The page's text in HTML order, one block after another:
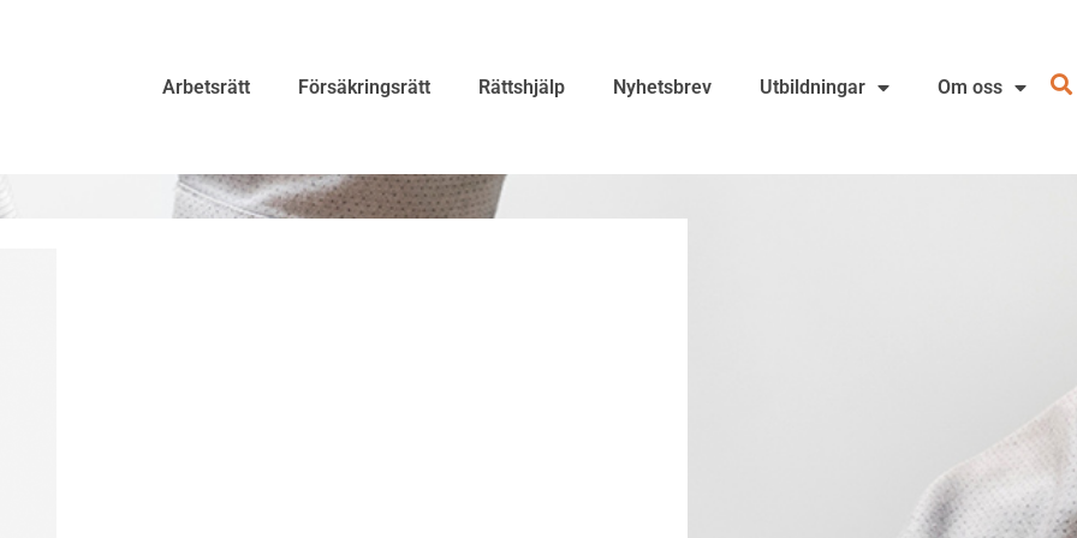
Arbetsrätt Försäkringsrätt Rättshjälp Nyhetsbrev Utbildningar Om oss